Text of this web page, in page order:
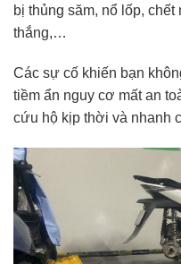
bị thủng săm, nổ lốp,
thắng,…
Các sự cố khiến bạn
tiềm ẩn nguy cơ mất an
cứu hộ kịp thời và nhanh